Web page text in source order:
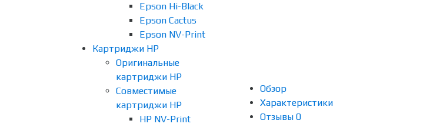
Epson Hi-Black
Epson Cactus
Epson NV-Print
Картриджи HP
Оригинальные
картриджи HP
Совместимые
картриджи HP
HP NV-Print
Обзор
Характеристики
Отзывы 0